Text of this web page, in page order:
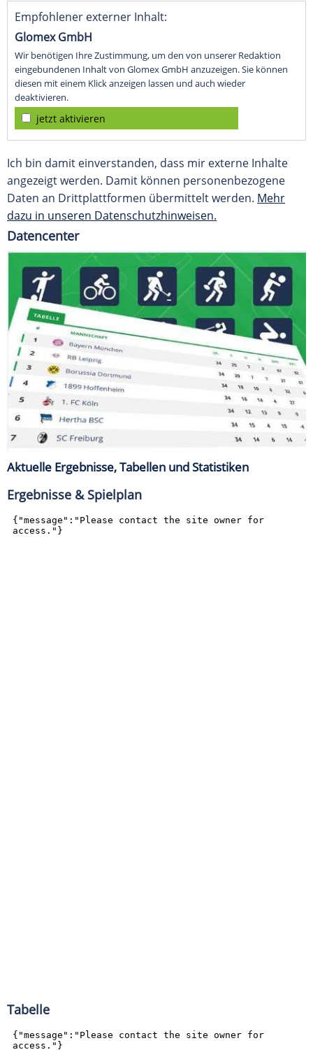
Empfohlener externer Inhalt:
Glomex GmbH
Wir benötigen Ihre Zustimmung, um den von unserer Redaktion
eingebundenen Inhalt von Glomex GmbH anzuzeigen. Sie können
diesen mit einem Klick anzeigen lassen und auch wieder
deaktivieren.
jetzt aktivieren
Ich bin damit einverstanden, dass mir externe Inhalte
angezeigt werden. Damit können personenbezogene
Daten an Drittplattformen übermittelt werden. Mehr
dazu in unseren Datenschutzhinweisen.
Datencenter
Aktuelle Ergebnisse, Tabellen und Statistiken
Ergebnisse & Spielplan
Tabelle